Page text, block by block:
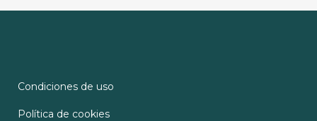
Condiciones de uso
Política de cookies